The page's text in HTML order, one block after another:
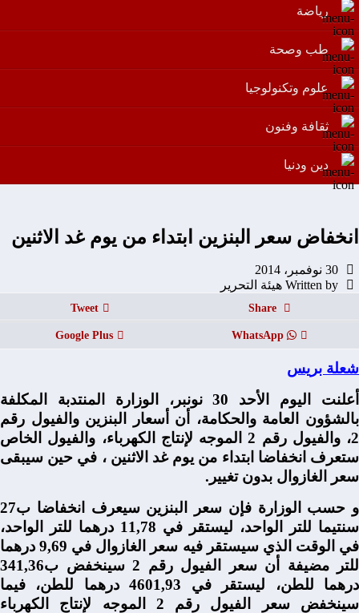
رياضة
طب وصحة
علوم وتكنولوجيا
ثقافة وفنون
دين ودنيا
انخفاض سعر البنزين ابتداء من يوم غد الاثنين
30 نوفمبر، 2014
Written by هيئة التحرير
Share
Tweet
WhatsApp
Google Plus
شعلة بريس
أعلنت اليوم الأحد 30 نونبر، الوزارة المنتدبة المكلفة
بالشؤون العامة والحكامة، أن أسعار البنزين والفيول رقم
2، والفيول رقم 2 الموجه لإنتاج الكهرباء، والفيول الخاص
ستعرف انخفاضا ابتداء من يوم غد الاثنين ، في حين سيبقى
سعر الغازوال بدون تغيير.
و حسب الوزارة فإن سعر البنزين سيعرف انخفاضا ب27
سنتيما للتر الواحد، ليستقر في 11,78 درهما للتر الواحد،
في الوقت الذي سيستقر فيه سعر الغازوال في 9,69 درهما
للتر مضيفة أن سعر الفيول رقم 2 سينخفض ب341,36
درهما للطن، ليستقر في 4601,93 درهما للطن، فيما
سينخفض سعر الفيول رقم 2 الموجه لإنتاج الكهرباء